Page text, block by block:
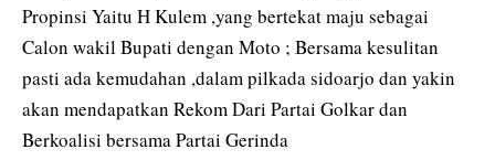
Propinsi Yaitu H Kulem ,yang bertekat maju sebagai
Calon wakil Bupati dengan Moto ; Bersama kesulitan
pasti ada kemudahan ,dalam pilkada sidoarjo dan yakin
akan mendapatkan Rekom Dari Partai Golkar dan
Berkoalisi bersama Partai Gerinda